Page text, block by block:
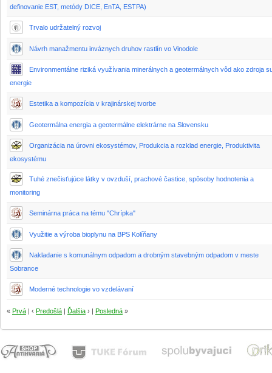
definovanie EST, metódy DICE, EnTA, ESTPA)
Trvalo udržatelný rozvoj
Návrh manažmentu inváznych druhov rastlín vo Vinodole
Environmentálne riziká využívania minerálnych a geotermálnych vôd ako zdroja
energie
Estetika a kompozícia v krajinárskej tvorbe
Geotermálna energia a geotermálne elektrárne na Slovensku
Organizácia na úrovni ekosystémov, Produkcia a rozklad energie, Produktivita
ekosystému
Tuhé znečisťujúce látky v ovzduší, prachové častice, spôsoby hodnotenia a
monitoring
Seminárna práca na tému "Chrípka"
Využitie a výroba bioplynu na BPS Kolíňany
Nakladanie s komunálnym odpadom a drobným stavebným odpadom v meste
Sobrance
Moderné technologie vo vzdelávaní
« Prvá | ‹ Predošlá Ďalšia › | Posledná »